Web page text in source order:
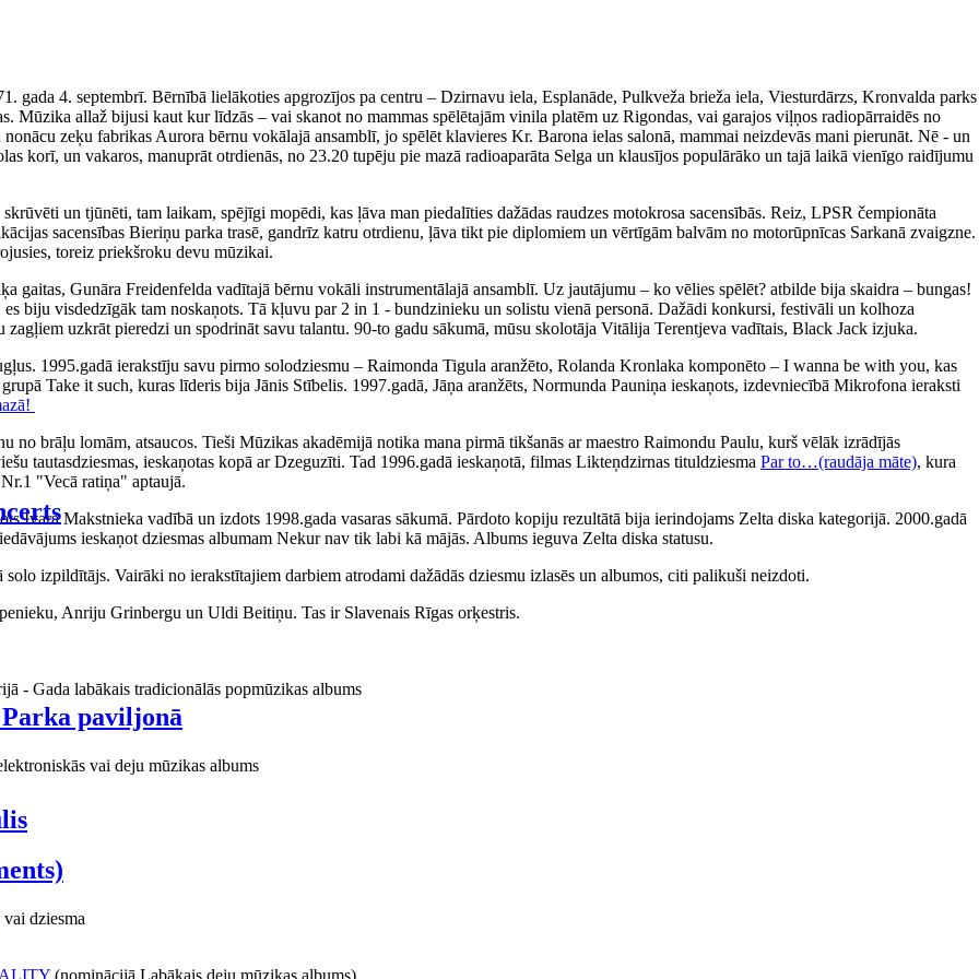
paviljonā
gada 4. septembrī. Bērnībā lielākoties apgrozījos pa centru – Dzirnavu iela, Esplanāde, Pulkveža brieža iela, Viesturdārzs, Kronvalda parks
Mūzika allaž bijusi kaut kur līdzās – vai skanot no mammas spēlētajām vinila platēm uz Rigondas, vai garajos viļņos radiopārraidēs no
zeķu fabrikas Aurora bērnu vokālajā ansamblī, jo spēlēt klavieres Kr. Barona ielas salonā, mammai neizdevās mani pierunāt. Nē - un
korī, un vakaros, manuprāt otrdienās, no 23.20 tupēju pie mazā radioaparāta Selga un klausījos populārāko un tajā laikā vienīgo raidījumu
un tjūnēti, tam laikam, spējīgi mopēdi, kas ļāva man piedalīties dažādas raudzes motokrosa sacensībās. Reiz, LPSR čempionāta
sacensības Bieriņu parka trasē, gandrīz katru otrdienu, ļāva tikt pie diplomiem un vērtīgām balvām no motorūpnīcas Sarkanā zvaigzne.
toreiz priekšroku devu mūzikai.
gaitas, Gunāra Freidenfelda vadītajā bērnu vokāli instrumentālajā ansamblī. Uz jautājumu – ko vēlies spēlēt? atbilde bija skaidra – bungas!
biju visdedzīgāk tam noskaņots. Tā kļuvu par 2 in 1 - bundzinieku un solistu vienā personā. Dažādi konkursi, festivāli un kolhoza
uzkrāt pieredzi un spodrināt savu talantu. 90-to gadu sākumā, mūsu skolotāja Vitālija Terentjeva vadītais, Black Jack izjuka.
1995.gadā ierakstīju savu pirmo solodziesmu – Raimonda Tigula aranžēto, Rolanda Kronlaka komponēto – I wanna be with you, kas
Take it such, kuras līderis bija Jānis Stībelis. 1997.gadā, Jāņa aranžēts, Normunda Pauniņa ieskaņots, izdevniecībā Mikrofona ieraksti
brāļu lomām, atsaucos. Tieši Mūzikas akadēmijā notika mana pirmā tikšanās ar maestro Raimondu Paulu, kurš vēlāk izrādījās
tautasdziesmas, ieskaņotas kopā ar Dzeguzīti. Tad 1996.gadā ieskaņotā, filmas Likteņdzirnas tituldziesma Par to…(raudāja māte), kura
"Vecā ratiņa" aptaujā.
Ivara Makstnieka vadībā un izdots 1998.gada vasaras sākumā. Pārdoto kopiju rezultātā bija ierindojams Zelta diska kategorijā. 2000.gadā
ieskaņot dziesmas albumam Nekur nav tik labi kā mājās. Albums ieguva Zelta diska statusu.
izpildītājs. Vairāki no ierakstītajiem darbiem atrodami dažādās dziesmu izlasēs un albumos, citi palikuši neizdoti.
Anriju Grinbergu un Uldi Beitiņu. Tas ir Slavenais Rīgas orķestris.
- Gada labākais tradicionālās popmūzikas albums
vai deju mūzikas albums
dziesma
(nominācijā Labākais deju mūzikas albums)